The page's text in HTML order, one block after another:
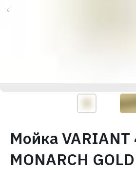
Мойка VARIANT
MONARCH GOLD